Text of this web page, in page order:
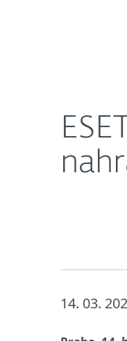
14. 03.